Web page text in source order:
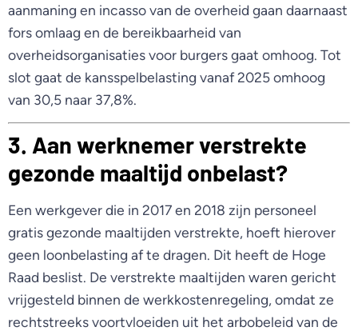
aanmaning en incasso van de overheid gaan daarnaast
fors omlaag en de bereikbaarheid van
overheidsorganisaties voor burgers gaat omhoog. Tot
slot gaat de kansspelbelasting vanaf 2025 omhoog
van 30,5 naar 37,8%.
3. Aan werknemer verstrekte
gezonde maaltijd onbelast?
Een werkgever die in 2017 en 2018 zijn personeel
gratis gezonde maaltijden verstrekte, hoeft hierover
geen loonbelasting af te dragen. Dit heeft de Hoge
Raad beslist. De verstrekte maaltijden waren gericht
vrijgesteld binnen de werkkostenregeling, omdat ze
rechtstreeks voortvloeiden uit het arbobeleid van de